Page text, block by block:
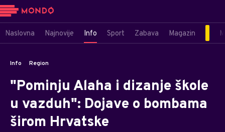
Naslovna Najnovije Info Sport Zabava Magazin
Info Region
"Pominju Alaha i dizanje škole
u vazduh": Dojave o bombama
širom Hrvatske